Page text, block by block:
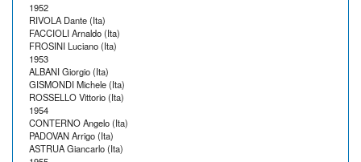
1952
RIVOLA Dante (Ita)
FACCIOLI Arnaldo (Ita)
FROSINI Luciano (Ita)
1953
ALBANI Giorgio (Ita)
GISMONDI Michele (Ita)
ROSSELLO Vittorio (Ita)
1954
CONTERNO Angelo (Ita)
PADOVAN Arrigo (Ita)
ASTRUA Giancarlo (Ita)